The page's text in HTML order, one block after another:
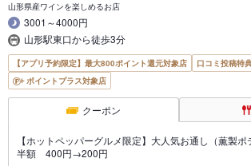
山形県産ワインを楽しめるお店
3001～4000円
山形駅東口から徒歩3分
【アプリ予約限定】最大800ポイント還元対象店 口コミ投稿特
ポイントプラス対象店
クーポン
【ホットペッパーグルメ限定】大人気お通し（薫製
半額 400円→200円